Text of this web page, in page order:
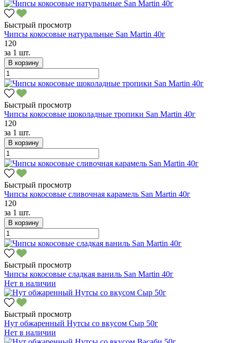
Быстрый просмотр
Чипсы кокосовые натуральные San Martin 40г
120
за 1 шт.
В корзину
Быстрый просмотр
Чипсы кокосовые шоколадные тропики San Martin 40г
120
за 1 шт.
В корзину
Быстрый просмотр
Чипсы кокосовые сливочная карамель San Martin 40г
120
за 1 шт.
В корзину
Быстрый просмотр
Чипсы кокосовые сладкая ваниль San Martin 40г
Нет в наличии
Быстрый просмотр
Нут обжаренный Нутсы со вкусом Сыр 50г
Нет в наличии